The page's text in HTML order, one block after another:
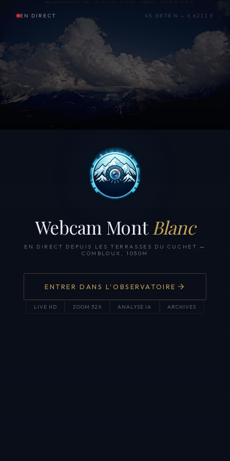
EN DIRECT 45.8878 N — 6.6211 E
Webcam Mont Blanc
EN DIRECT DEPUIS LES TERRASSES DU CUCHET —
COMBLOUX, 1050M
ENTRER DANS L'OBSERVATOIRE
LIVE HD ZOOM 32X ANALYSE IA ARCHIVES